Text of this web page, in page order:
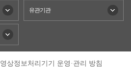
유관기관
영상정보처리기기 운영·관리 방침